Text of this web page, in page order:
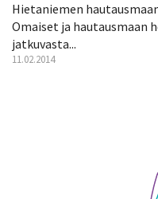
Hietaniemen
Omaiset ja hautausmaan
jatkuvasta...
11.02.2014